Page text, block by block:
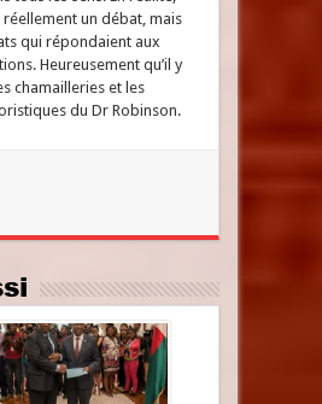
réellement un débat, mais
qui répondaient aux
Heureusement qu’il y
chamailleries et les
du Dr Robinson.